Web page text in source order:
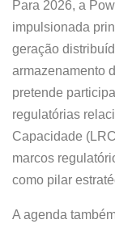
Para 2026, a
impulsionada
geração
armazenamento
pretende
regulatórias
Capacidade
marcos
como pilar
A agenda